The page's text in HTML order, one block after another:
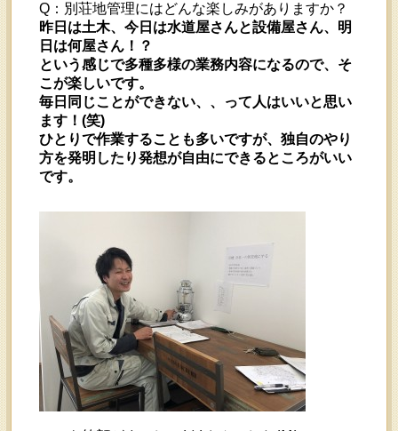
Q：別荘地管理にはどんな楽しみがありますか？
昨日は土木、今日は水道屋さんと設備屋さん、明
日は何屋さん！？
という感じで多種多様の業務内容になるので、そ
こが楽しいです。
毎日同じことができない、、って人はいいと思い
ます！(笑)
ひとりで作業することも多いですが、独自のやり
方を発明したり発想が自由にできるところがいい
です。